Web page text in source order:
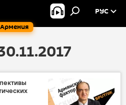
Армения
РУС